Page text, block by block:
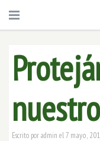
Escrito poradmin el7 mayo,